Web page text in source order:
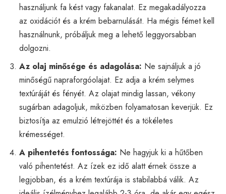
használjunk fa kést vagy fakanalat. Ez megakadályozza
az oxidációt és a krém bebarnulását. Ha mégis fémet kell
használnunk, próbáljuk meg a lehető leggyorsabban
dolgozni.
Az olaj minősége és adagolása: Ne sajnáljuk a jó
minőségű napraforgóolajat. Ez adja a krém selymes
textúráját és fényét. Az olajat mindig lassan, vékony
sugárban adagoljuk, miközben folyamatosan keverjük. Ez
biztosítja az emulzió létrejöttét és a tökéletes
krémességet.
A pihentetés fontossága: Ne hagyjuk ki a hűtőben
való pihentetést. Az ízek ez idő alatt érnek össze a
legjobban, és a krém textúrája is stabilabbá válik. Az